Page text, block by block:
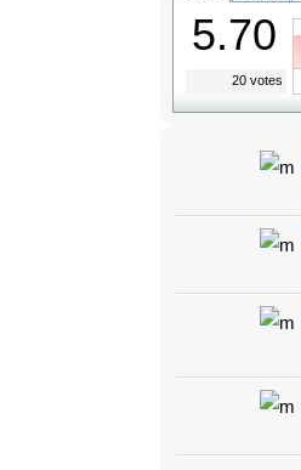
5.70
20 votes